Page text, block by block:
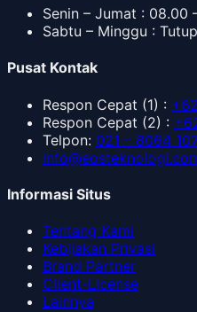
Senin – Jumat : 08.00
Sabtu – Minggu : Tutup
Pusat Kontak
Respon Cepat (1) :
Respon Cepat (2) :
Telpon: 021 – 8064
Informasi Situs
Tentang Kami
Kebijakan Privasi
Brand Partner
Client-License
Lainnya